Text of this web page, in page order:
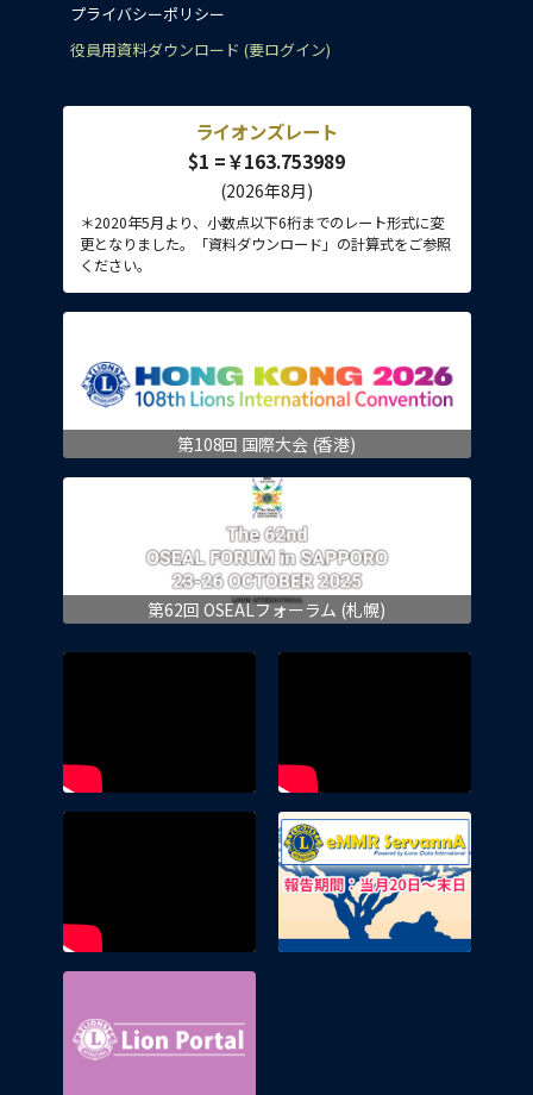
プライバシーポリシー
役員用資料ダウンロード (要ログイン)
ライオンズレート
$1 =￥163.753989
(2026年8月)
＊2020年5月より、小数点以下6桁までのレート形式に変
更となりました。「資料ダウンロード」の計算式をご参照
ください。
第108回 国際大会 (香港)
第62回 OSEALフォーラム (札幌)